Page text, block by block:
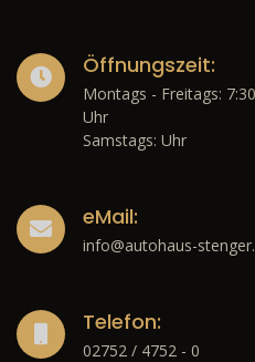
Öffnungszeit:
Montags - Freitags:
Uhr
Samstags: Uhr
eMail:
info@autohaus-
Telefon:
02752 / 4752 - 0